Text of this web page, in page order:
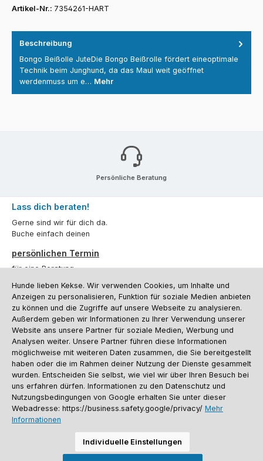
Artikel-Nr.: 7354261-HART
Beschreibung
Bongo Beißolle JuteDie Bongo Beißrolle fördert eineoptimale
Technik beim Junghund, da das Maul weit geöffnet
werdenmuss um e… Mehr
Persönliche Beratung
Lass dich beraten!
Gerne sind wir für dich da.
Buche einfach deinen
persönlichen Termin
für eine Beratung.
Oder über unserKontaktformular.
Vertrag widerrufen
Kundenservice
Informationen
Social Media und Kontakt
Versandinformationen
Batterieentsorgung
Warenrücksendung Sporthund Katalog
Alle Preise inkl. gesetzl. Mehrwertsteuer zzgl.Versandkosten
Hunde lieben Kekse. Wir verwenden Cookies, um Inhalte und
Anzeigen zu personalisieren, Funktion für soziale Medien anbieten
zu können und die Zugriffe auf unsere Webseite zu analysieren.
Außerdem geben wir Informationen zu Ihrer Verwendung unserer
Website ans unsere Partner für soziale Medien, Werbung und
Analysen weiter. Unsere Partner führen diese Informationen
möglichweise mit weiteren Daten zusammen, die Sie bereitgestellt
haben oder die im Rahmen deiner Nutzung der Dienste gesammelt
wurden. Entscheiden Sie selbst, wie viel wir über Ihren Besuch bei
uns erfahren dürfen. Informationen zu den Datenschutz und
Nutzungsbedingungen von Google erhalten Sie unter dieser
Webadresse: https://business.safety.google/privacy/ Mehr
Informationen
Individuelle Einstellungen